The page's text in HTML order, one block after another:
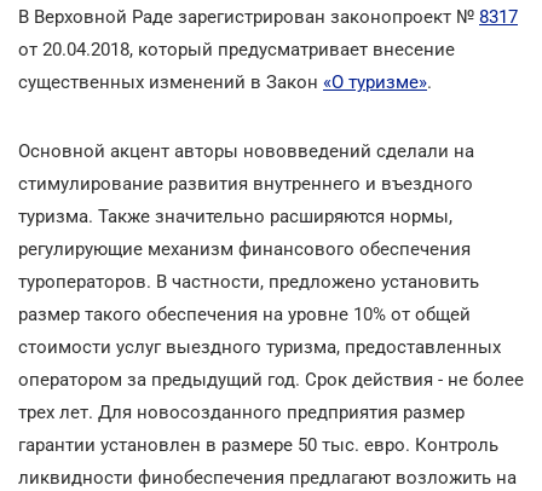
В Верховной Раде зарегистрирован законопроект № 8317
от 20.04.2018, который предусматривает внесение
существенных изменений в Закон «О туризме».
Основной акцент авторы нововведений сделали на
стимулирование развития внутреннего и въездного
туризма. Также значительно расширяются нормы,
регулирующие механизм финансового обеспечения
туроператоров. В частности, предложено установить
размер такого обеспечения на уровне 10% от общей
стоимости услуг выездного туризма, предоставленных
оператором за предыдущий год. Срок действия - не более
трех лет. Для новосозданного предприятия размер
гарантии установлен в размере 50 тыс. евро. Контроль
ликвидности финобеспечения предлагают возложить на